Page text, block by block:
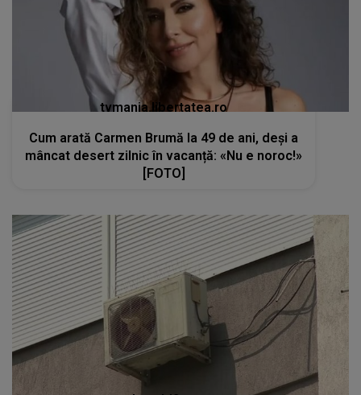
tvmania.libertatea.ro
Cum arată Carmen Brumă la 49 de ani, deși a
mâncat desert zilnic în vacanță: «Nu e noroc!»
[FOTO]